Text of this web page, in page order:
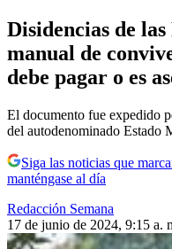
Disidencias de
manual de
debe pagar o es
El documento fue expedido
del autodenominado Estado
Siga las noticias que
manténgase al día
Redacción Semana
17 de junio de 2024, 9:15 a.